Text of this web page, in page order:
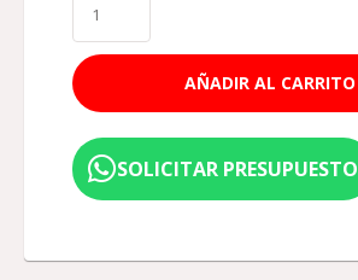
AÑADIR AL CARRITO
SOLICITAR PRESUPUESTO